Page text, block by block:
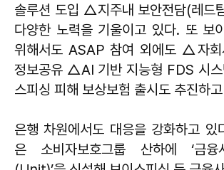
솔루션 도입 △지주내 보안전담(레드
다양한 노력을 기울이고 있다. 또 보
위해서도 ASAP 참여 외에도 △자회
정보공유 △AI 기반 지능형 FDS 시
스피싱 피해 보상보험 출시도 추진하
은행 차원에서도 대응을 강화하고 있
은 소비자보호그룹 산하에 ‘금융